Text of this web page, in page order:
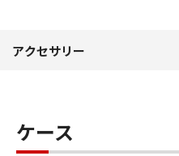
アクセサリー
ケース